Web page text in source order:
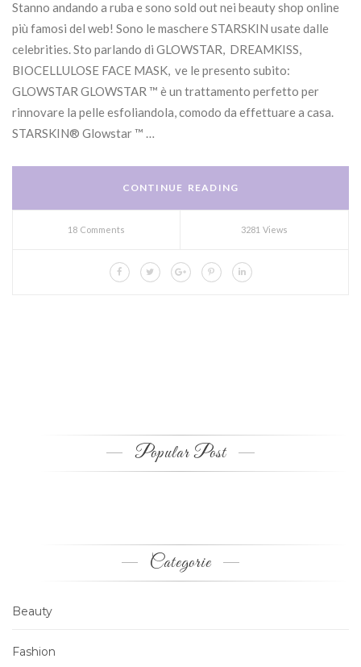
Stanno andando a ruba e sono sold out nei beauty shop online
più famosi del web! Sono le maschere STARSKIN usate dalle
celebrities. Sto parlando di GLOWSTAR, DREAMKISS,
BIOCELLULOSE FACE MASK, ve le presento subito:
GLOWSTAR GLOWSTAR ™ è un trattamento perfetto per
rinnovare la pelle esfoliandola, comodo da effettuare a casa.
STARSKIN® Glowstar ™ …
CONTINUE READING
18 Comments 3281 Views
Popular Post
Categorie
Beauty
Fashion